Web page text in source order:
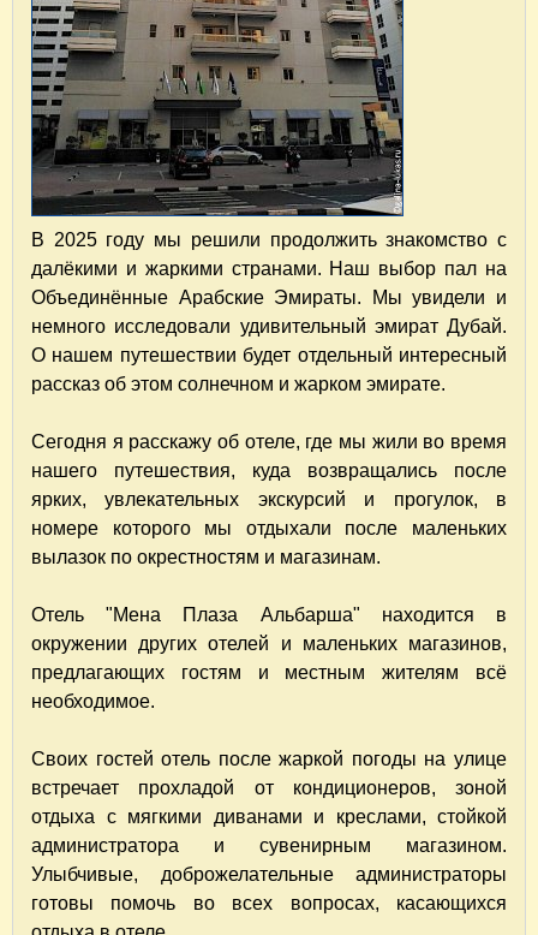
В 2025 году мы решили продолжить знакомство с
далёкими и жаркими странами. Наш выбор пал на
Объединённые Арабские Эмираты. Мы увидели и
немного исследовали удивительный эмират Дубай.
О нашем путешествии будет отдельный интересный
рассказ об этом солнечном и жарком эмирате.
Сегодня я расскажу об отеле, где мы жили во время
нашего путешествия, куда возвращались после
ярких, увлекательных экскурсий и прогулок, в
номере которого мы отдыхали после маленьких
вылазок по окрестностям и магазинам.
Отель "Мена Плаза Альбарша" находится в
окружении других отелей и маленьких магазинов,
предлагающих гостям и местным жителям всё
необходимое.
Своих гостей отель после жаркой погоды на улице
встречает прохладой от кондиционеров, зоной
отдыха с мягкими диванами и креслами, стойкой
администратора и сувенирным магазином.
Улыбчивые, доброжелательные администраторы
готовы помочь во всех вопросах, касающихся